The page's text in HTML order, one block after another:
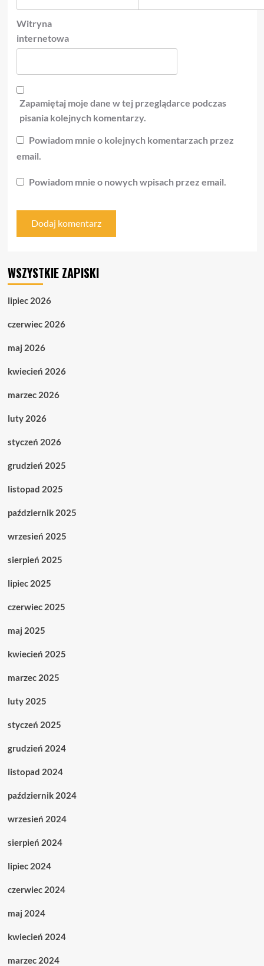
Witryna
internetowa
Zapamiętaj moje dane w tej przeglądarce podczas
pisania kolejnych komentarzy.
Powiadom mnie o kolejnych komentarzach przez
email.
Powiadom mnie o nowych wpisach przez email.
WSZYSTKIE ZAPISKI
lipiec 2026
czerwiec 2026
maj 2026
kwiecień 2026
marzec 2026
luty 2026
styczeń 2026
grudzień 2025
listopad 2025
październik 2025
wrzesień 2025
sierpień 2025
lipiec 2025
czerwiec 2025
maj 2025
kwiecień 2025
marzec 2025
luty 2025
styczeń 2025
grudzień 2024
listopad 2024
październik 2024
wrzesień 2024
sierpień 2024
lipiec 2024
czerwiec 2024
maj 2024
kwiecień 2024
marzec 2024